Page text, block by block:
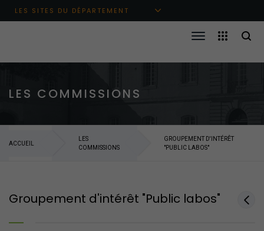
Aller au menu principal
Aller au contenu
Aller à la recherche
LES SITES DU DÉPARTEMENT
LES COMMISSIONS
ACCUEIL
LES
COMMISSIONS
GROUPEMENT D'INTÉRÊT
"PUBLIC LABOS"
Groupement d'intérêt "Public labos"